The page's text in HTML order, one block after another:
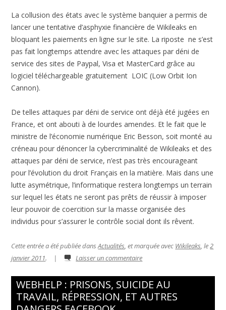
La collusion des états avec le système banquier a permis de
lancer une tentative d’asphyxie financière de Wikileaks en
bloquant les paiements en ligne sur le site. La riposte ne s’est
pas fait longtemps attendre avec les attaques par déni de
service des sites de Paypal, Visa et MasterCard grâce au
logiciel téléchargeable gratuitement LOIC (Low Orbit Ion
Cannon).
De telles attaques par déni de service ont déjà été jugées en
France, et ont abouti à de lourdes amendes. Et le fait que le
ministre de l’économie numérique Eric Besson, soit monté au
créneau pour dénoncer la cybercriminalité de Wikileaks et des
attaques par déni de service, n’est pas très encourageant
pour l’évolution du droit Français en la matière. Mais dans une
lutte asymétrique, l’informatique restera longtemps un terrain
sur lequel les états ne seront pas prêts de réussir à imposer
leur pouvoir de coercition sur la masse organisée des
individus pour s’assurer le contrôle social dont ils rêvent.
Cette entrée a été publiée dansActualités, et marquée avec Wikileaks, le2
janvier 2011. | Laisser un commentaire
WEBHELP : PRISONS, SUICIDE AU
TRAVAIL, RÉPRESSION, ET AUTRES